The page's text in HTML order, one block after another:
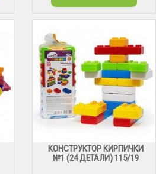
КОНСТРУКТОР КИРПИЧКИ
№1 (24 ДЕТАЛИ) 115/19